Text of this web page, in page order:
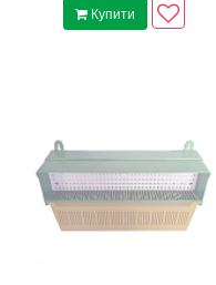
Купити